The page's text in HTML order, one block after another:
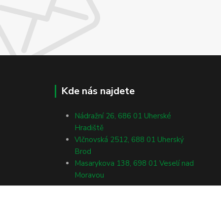
Kde nás najdete
Nádražní 26, 686 01 Uherské
Hradiště
Vlčnovská 2512, 688 01 Uherský
Brod
Masarykova 138, 698 01 Veselí nad
Moravou